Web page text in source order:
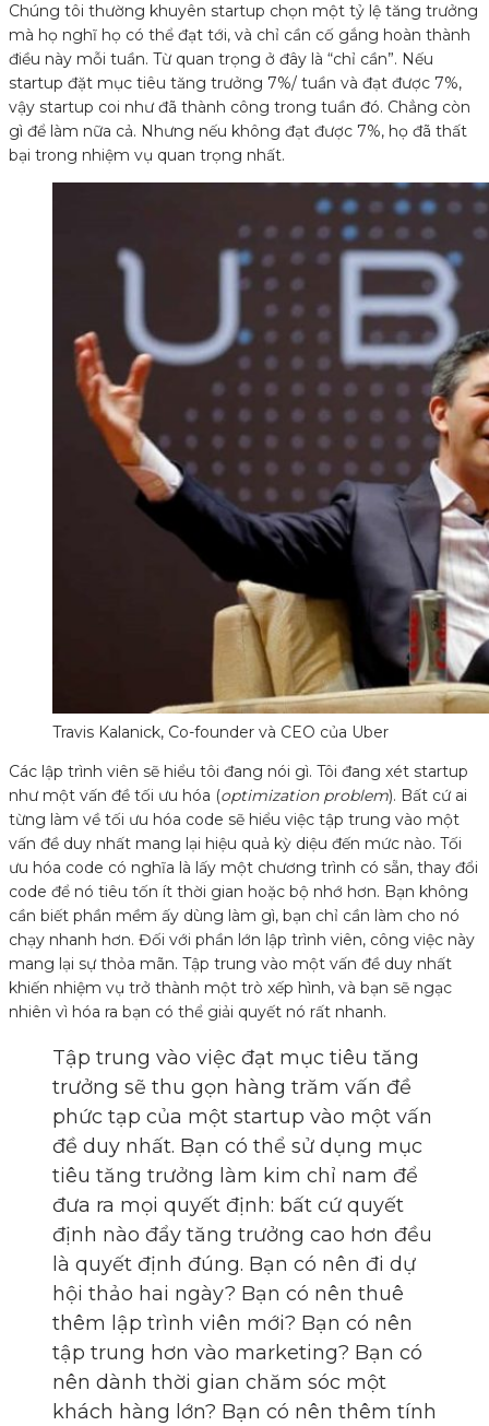
Chúng tôi thường khuyên startup chọn một tỷ lệ tăng trưởng
mà họ nghĩ họ có thể đạt tới, và chỉ cần cố gắng hoàn thành
điều này mỗi tuần. Từ quan trọng ở đây là “chỉ cần”. Nếu
startup đặt mục tiêu tăng trưởng 7%/ tuần và đạt được 7%,
vậy startup coi như đã thành công trong tuần đó. Chẳng còn
gì để làm nữa cả. Nhưng nếu không đạt được 7%, họ đã thất
bại trong nhiệm vụ quan trọng nhất.
Travis Kalanick, Co-founder và CEO của Uber
Các lập trình viên sẽ hiểu tôi đang nói gì. Tôi đang xét startup
như một vấn đề tối ưu hóa (optimization problem). Bất cứ ai
từng làm về tối ưu hóa code sẽ hiểu việc tập trung vào một
vấn đề duy nhất mang lại hiệu quả kỳ diệu đến mức nào. Tối
ưu hóa code có nghĩa là lấy một chương trình có sẵn, thay đổi
code để nó tiêu tốn ít thời gian hoặc bộ nhớ hơn. Bạn không
cần biết phần mềm ấy dùng làm gì, bạn chỉ cần làm cho nó
chạy nhanh hơn. Đối với phần lớn lập trình viên, công việc này
mang lại sự thỏa mãn. Tập trung vào một vấn đề duy nhất
khiến nhiệm vụ trở thành một trò xếp hình, và bạn sẽ ngạc
nhiên vì hóa ra bạn có thể giải quyết nó rất nhanh.
Tập trung vào việc đạt mục tiêu tăng
trưởng sẽ thu gọn hàng trăm vấn đề
phức tạp của một startup vào một vấn
đề duy nhất. Bạn có thể sử dụng mục
tiêu tăng trưởng làm kim chỉ nam để
đưa ra mọi quyết định: bất cứ quyết
định nào đẩy tăng trưởng cao hơn đều
là quyết định đúng. Bạn có nên đi dự
hội thảo hai ngày? Bạn có nên thuê
thêm lập trình viên mới? Bạn có nên
tập trung hơn vào marketing? Bạn có
nên dành thời gian chăm sóc một
khách hàng lớn? Bạn có nên thêm tính